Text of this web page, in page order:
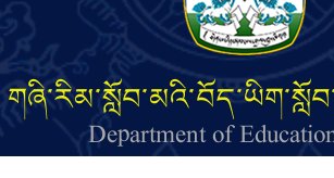
Department of